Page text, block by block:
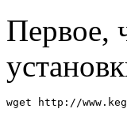
Первое,
wget http://